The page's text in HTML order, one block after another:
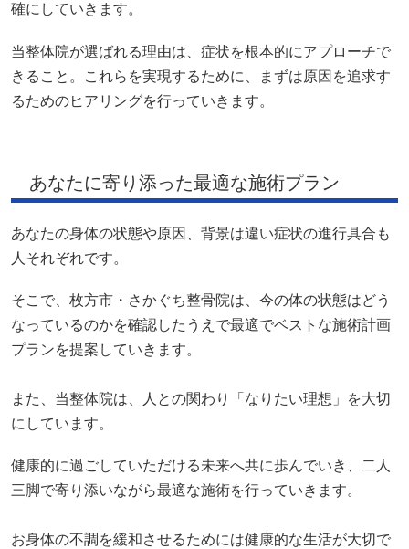
確にしていきます。
当整体院が選ばれる理由は、症状を根本的にアプローチで
きること。これらを実現するために、まずは原因を追求す
るためのヒアリングを行っていきます。
あなたに寄り添った最適な施術プラン
あなたの身体の状態や原因、背景は違い症状の進行具合も
人それぞれです。
そこで、枚方市・さかぐち整骨院は、今の体の状態はどう
なっているのかを確認したうえで最適でベストな施術計画
プランを提案していきます。
また、当整体院は、人との関わり「なりたい理想」を大切
にしています。
健康的に過ごしていただける未来へ共に歩んでいき、二人
三脚で寄り添いながら最適な施術を行っていきます。
お身体の不調を緩和させるためには健康的な生活が大切で